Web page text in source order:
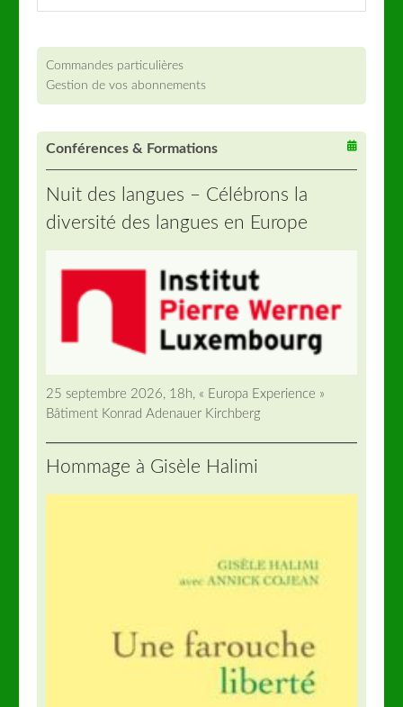
Commandes particulières
Gestion de vos abonnements
Conférences & Formations
Nuit des langues – Célébrons la
diversité des langues en Europe
25 septembre 2026, 18h, « Europa Experience »
Bâtiment Konrad Adenauer Kirchberg
Hommage à Gisèle Halimi